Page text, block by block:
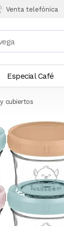
Venta telefónica
Especial Café
cubiertos